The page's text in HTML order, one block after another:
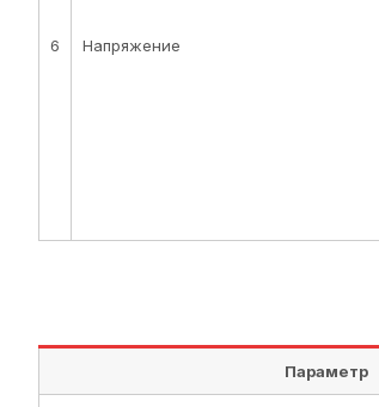
6 Напряжение
Параметр